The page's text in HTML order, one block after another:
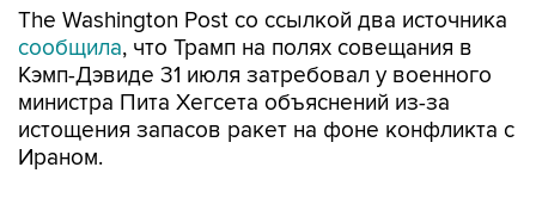
Кэмп-Дэвиде 31 июля затребовал у военного
министра Пита Хегсета объяснений из-за
истощения запасов ракет на фоне конфликта с
Ираном.
Трамп "обрушился" на главу Пентагона с